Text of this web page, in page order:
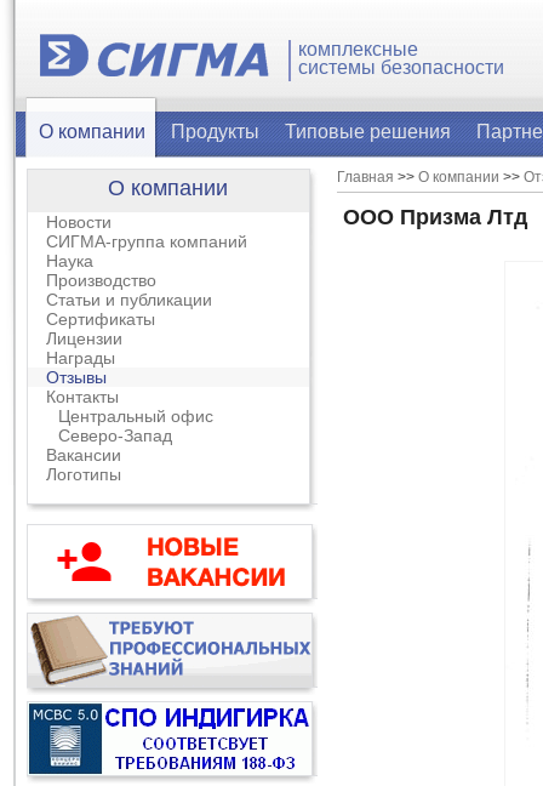
комплексные
системы безопасности
О компании Продукты Типовые решения
О компании
Новости
СИГМА-группа компаний
Наука
Производство
Статьи и публикации
Сертификаты
Лицензии
Награды
Отзывы
Контакты
Центральный офис
Северо-Запад
Вакансии
Логотипы
Главная >> О компании >>
ООО Призма Лтд